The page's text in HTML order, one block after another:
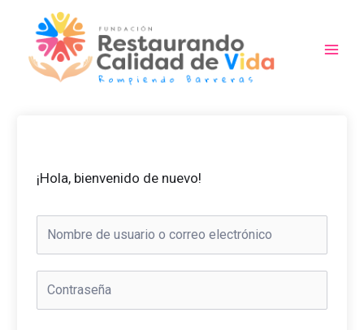
contenido
¡Hola, bienvenido de nuevo!